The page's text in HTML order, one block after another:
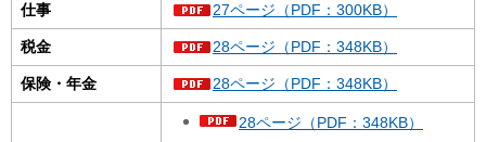
仕事 27ページ（PDF：300KB）
税金 28ページ（PDF：348KB）
保険・年金 28ページ（PDF：348KB）
28ページ（PDF：348KB）